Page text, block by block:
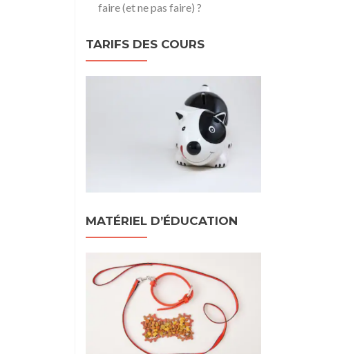
faire (et ne pas faire) ?
TARIFS DES COURS
MATÉRIEL D’ÉDUCATION